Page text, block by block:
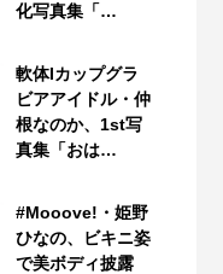
化写真集「…
軟体Iカップグラ
ビアアイドル・仲
根なのか、1st写
真集「おは…
#Mooove!・姫野
ひなの、ビキニ姿
で美ボディ披露